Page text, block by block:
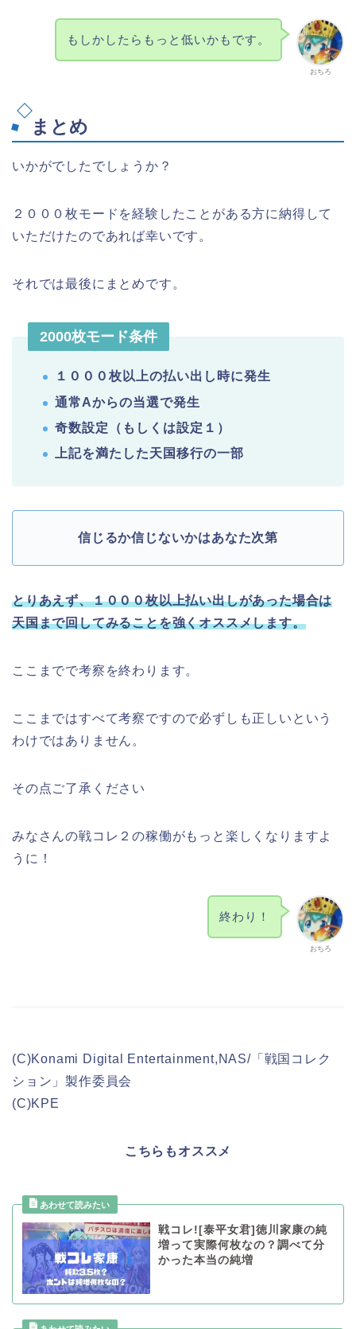
おちろ
もしかしたらもっと低いかもです。
まとめ
いかがでしたでしょうか？
２０００枚モードを経験したことがある方に納得して
いただけたのであれば幸いです。
それでは最後にまとめです。
2000枚モード条件
１０００枚以上の払い出し時に発生
通常Aからの当選で発生
奇数設定（もしくは設定１）
上記を満たした天国移行の一部
信じるか信じないかはあなた次第
とりあえず、１０００枚以上払い出しがあった場合は
天国まで回してみることを強くオススメします。
ここまでで考察を終わります。
ここまではすべて考察ですので必ずしも正しいという
わけではありません。
その点ご了承ください
みなさんの戦コレ２の稼働がもっと楽しくなりますよ
うに！
おちろ
終わり！
(C)Konami Digital Entertainment,NAS/「戦国コレク
ション」製作委員会
(C)KPE
こちらもオススメ
戦コレ![泰平女君]徳川家康の純
増って実際何枚なの？調べて分
かった本当の純増